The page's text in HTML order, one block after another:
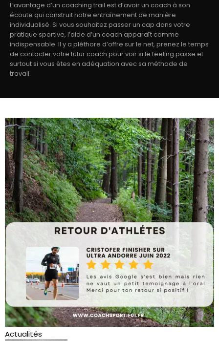
L’avantage d’un coaching trail est d’avoir un coach à son
écoute qui construit notre entraînement de manière
individualisé. Si vous souhaitez passer un cap dans votre
pratique sportive, l’aide d’un coach apparaît comme
indispensable. Il y a pléthore d’offre sur le net, prenez le temps
de contacter votre futur coach pour voir si le feeling passe et
surtout si vous êtes en adéquation avec sa méthode de
travail.
Actualités